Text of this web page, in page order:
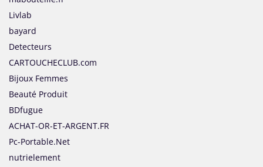
Livlab
bayard
Detecteurs
CARTOUCHECLUB.com
Bijoux Femmes
Beauté Produit
BDfugue
ACHAT-OR-ET-ARGENT.FR
Pc-Portable.Net
nutrielement